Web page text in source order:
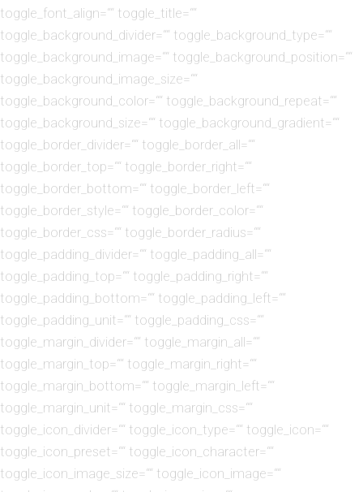
toggle_font_align=““ toggle_title=““
toggle_background_divider=““ toggle_background_type=““
toggle_background_image=““ toggle_background_position=““
toggle_background_image_size=““
toggle_background_color=““ toggle_background_repeat=““
toggle_background_size=““ toggle_background_gradient=““
toggle_border_divider=““ toggle_border_all=““
toggle_border_top=““ toggle_border_right=““
toggle_border_bottom=““ toggle_border_left=““
toggle_border_style=““ toggle_border_color=““
toggle_border_css=““ toggle_border_radius=““
toggle_padding_divider=““ toggle_padding_all=““
toggle_padding_top=““ toggle_padding_right=““
toggle_padding_bottom=““ toggle_padding_left=““
toggle_padding_unit=““ toggle_padding_css=““
toggle_margin_divider=““ toggle_margin_all=““
toggle_margin_top=““ toggle_margin_right=““
toggle_margin_bottom=““ toggle_margin_left=““
toggle_margin_unit=““ toggle_margin_css=““
toggle_icon_divider=““ toggle_icon_type=““ toggle_icon=““
toggle_icon_preset=““ toggle_icon_character=““
toggle_icon_image_size=““ toggle_icon_image=““